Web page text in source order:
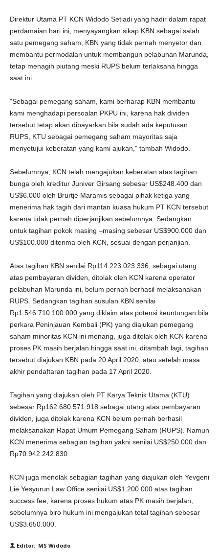
Direktur Utama PT KCN Widodo Setiadi yang hadir dalam rapat
perdamaian hari ini, menyayangkan sikap KBN sebagai salah
satu pemegang saham, KBN yang tidak pernah menyetor dan
membantu permodalan untuk membangun pelabuhan Marunda,
tetap menagih piutang meski RUPS belum terlaksana hingga
saat ini.
"Sebagai pemegang saham, kami berharap KBN membantu
kami menghadapi persoalan PKPU ini, karena hak dividen
tersebut tetap akan dibayarkan bila sudah ada keputusan
RUPS, KTU sebagai pemegang saham mayoritas saja
menyetujui keberatan yang kami ajukan," tambah Widodo.
Sebelumnya, KCN telah mengajukan keberatan atas tagihan
bunga oleh kreditur Juniver Girsang sebesar US$248.400 dan
US$6.000 oleh Brurtje Maramis sebagai pihak ketiga yang
menerima hak tagih dari mantan kuasa hukum PT KCN tersebut
karena tidak pernah diperjanjikan sebelumnya. Sedangkan
untuk tagihan pokok masing –masing sebesar US$900.000 dan
US$100.000 diterima oleh KCN, sesuai dengan perjanjian.
Atas tagihan KBN senilai Rp114.223.023.336, sebagai utang
atas pembayaran dividen, ditolak oleh KCN karena operator
pelabuhan Marunda ini, belum pernah berhasil melaksanakan
RUPS. Sedangkan tagihan susulan KBN senilai
Rp1.546.710.100.000 yang diklaim atas potensi keuntungan bila
perkara Peninjauan Kembali (PK) yang diajukan pemegang
saham minoritas KCN ini menang, juga ditolak oleh KCN karena
proses PK masih berjalan hingga saat ini, ditambah lagi, tagihan
tersebut diajukan KBN pada 20 April 2020, atau setelah masa
akhir pendaftaran tagihan pada 17 April 2020.
Tagihan yang diajukan oleh PT Karya Teknik Utama (KTU)
sebesar Rp162.680.571.918 sebagai utang atas pembayaran
dividen, juga ditolak karena KCN belum pernah berhasil
melaksanakan Rapat Umum Pemegang Saham (RUPS). Namun
KCN menerima sebagian tagihan yakni senilai US$250.000 dan
Rp70.942.242.830
KCN juga menolak sebagian tagihan yang diajukan oleh Yevgeni
Lie Yesyurun Law Office senilai US$1.200.000 atas tagihan
success fee, karena proses hukum atas PK masih berjalan,
sebelumnya biro hukum ini mengajukan total tagihan sebesar
US$3.650.000.
Editor: MS Widodo